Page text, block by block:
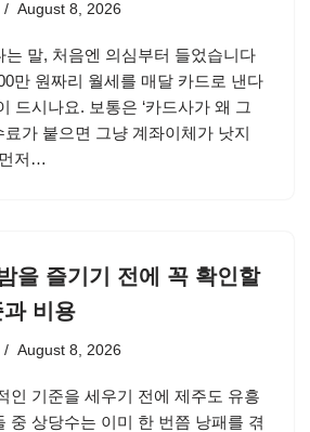
August 8, 2026
는 말, 처음엔 의심부터 들었습니다
만 원짜리 월세를 매달 카드로 낸다
드시나요. 보통은 ‘카드사가 왜 그
료가 붙으면 그냥 계좌이체가 낫지
저…
을 즐기기 전에 꼭 확인할
비용
August 8, 2026
인 기준을 세우기 전에 제주도 유흥
중 상당수는 이미 한 번쯤 낭패를 겪